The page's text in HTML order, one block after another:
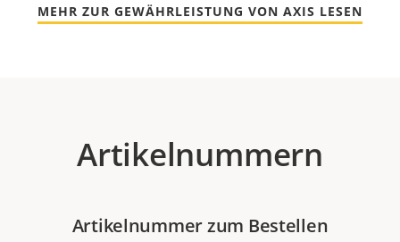
MEHR ZUR GEWÄHRLEISTUNG VON AXIS LESEN
Artikelnummern
Artikelnummer zum Bestellen